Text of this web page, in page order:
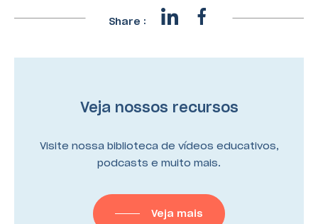
Share :
Veja nossos recursos
Visite nossa biblioteca de vídeos educativos,
podcasts e muito mais.
Veja mais